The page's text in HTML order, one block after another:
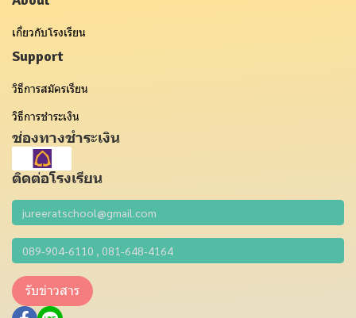
เกี่ยวกับโรงเรียน
Support
วิธีการสมัครเรียน
วิธีการชำระเงิน
ช่องทางชำระเงิน
ติดต่อโรงเรียน
รับข่าวสาร